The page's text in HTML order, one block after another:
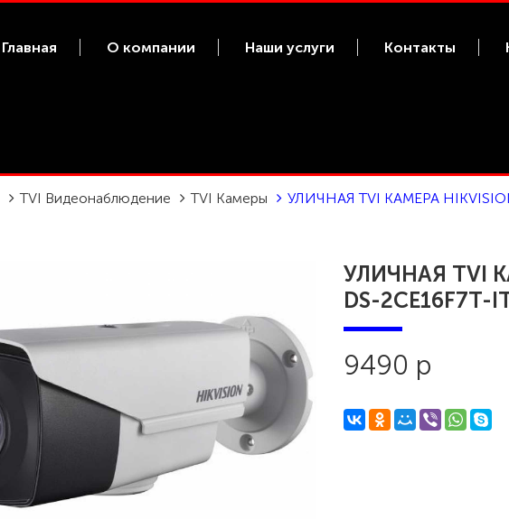
Главная О компании Наши услуги Контакты
TVI Видеонаблюдение TVI Камеры УЛИЧНАЯ TVI КАМЕРА
УЛИЧНАЯ TVI
DS-2CE16F7T-
9490 р